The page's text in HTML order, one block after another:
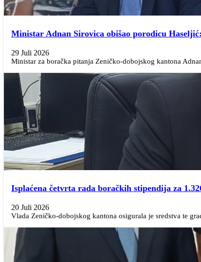
Ministar Adnan Sirovica obišao porodicu
29 Juli 2026
Ministar za boračka pitanja Zeničko-dobojskog kantona
Isplaćena četvrta rada boračkih stipendija za
20 Juli 2026
Vlada Zeničko-dobojskog kantona osigurala je sredstva te